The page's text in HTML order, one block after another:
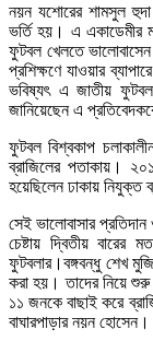
নয়ন যশোরের শামসুল
ভর্তি হয়। এ একাডেমীর
ফুটবল খেলতে
প্রশিক্ষণে যাওয়ার
ভবিষ্যৎ এ জাতীয়
জানিয়েছেন এ
ফুটবল বিশ্বকাপ
ব্রাজিলের পতাকায়।
হয়েছিলেন ঢাকায় নিযুক্ত
সেই ভালোবাসার
চেষ্টায় দ্বিতীয়
ফুটবলার।বঙ্গবন্ধু শেখ
করা হয়। তাদের নিয়ে শুরু
১১ জনকে বাছাই করে
বাঘারপাড়ার নয়ন হোসেন।